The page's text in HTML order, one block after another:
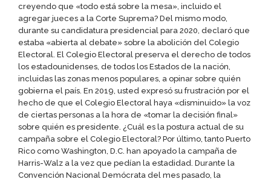
creyendo que «todo está sobre la mesa», incluido el
agregar jueces a la Corte Suprema? Del mismo modo,
durante su candidatura presidencial para 2020, declaró que
estaba «abierta al debate» sobre la abolición del Colegio
Electoral. El Colegio Electoral preserva el derecho de todos
los estadounidenses, de todos los Estados de la nación,
incluidas las zonas menos populares, a opinar sobre quién
gobierna el país. En 2019, usted expresó su frustración por el
hecho de que el Colegio Electoral haya «disminuido» la voz
de ciertas personas a la hora de «tomar la decisión final»
sobre quién es presidente. ¿Cuál es la postura actual de su
campaña sobre el Colegio Electoral? Por último, tanto Puerto
Rico como Washington, D.C. han apoyado la campaña de
Harris-Walz a la vez que pedían la estadidad. Durante la
Convención Nacional Demócrata del mes pasado, la